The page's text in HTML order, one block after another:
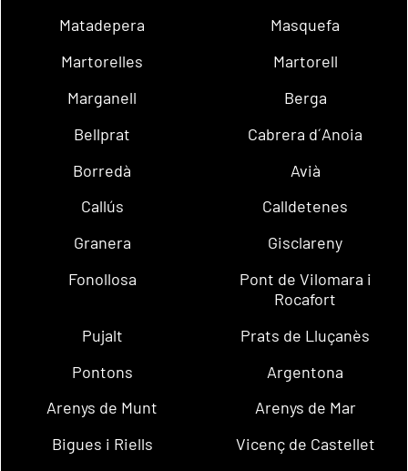
Matadepera
Masquefa
Martorelles
Martorell
Marganell
Berga
Bellprat
Cabrera d´Anoia
Borredà
Avià
Callús
Calldetenes
Granera
Gisclareny
Fonollosa
Pont de Vilomara i
Rocafort
Pujalt
Prats de Lluçanès
Pontons
Argentona
Arenys de Munt
Arenys de Mar
Bigues i Riells
Vicenç de Castellet